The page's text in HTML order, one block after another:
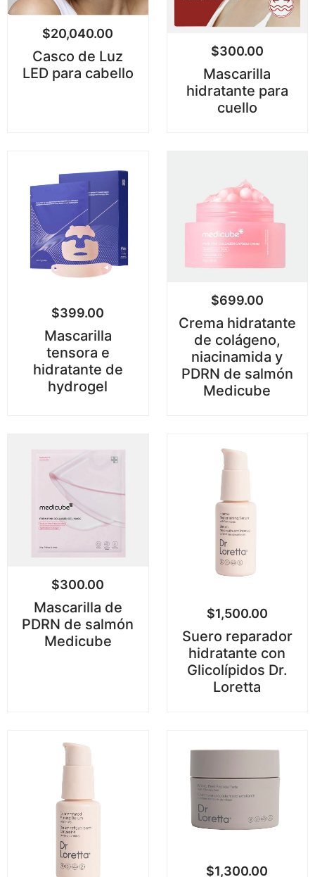
$20,040.00
Casco de Luz
LED para cabello
$300.00
Mascarilla
hidratante para
cuello
$399.00
Mascarilla
tensora e
hidratante de
hydrogel
$699.00
Crema hidratante
de colágeno,
niacinamida y
PDRN de salmón
Medicube
$300.00
Mascarilla de
PDRN de salmón
Medicube
$1,500.00
Suero reparador
hidratante con
Glicolípidos Dr.
Loretta
$1,300.00